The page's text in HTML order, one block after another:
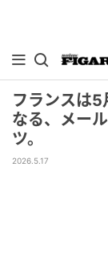
フランスは5
なる、メー
ツ。
2026.5.17